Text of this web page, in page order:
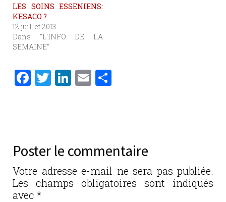
LES SOINS ESSENIENS:
KESACO ?
12 juillet 2013
Dans "L'INFO DE LA
SEMAINE"
F
b
o
o
k
T
r
Li
n
E
er
Poster le commentaire
Votre adresse e-mail ne sera pas publiée.
Les champs obligatoires sont indiqués
avec *